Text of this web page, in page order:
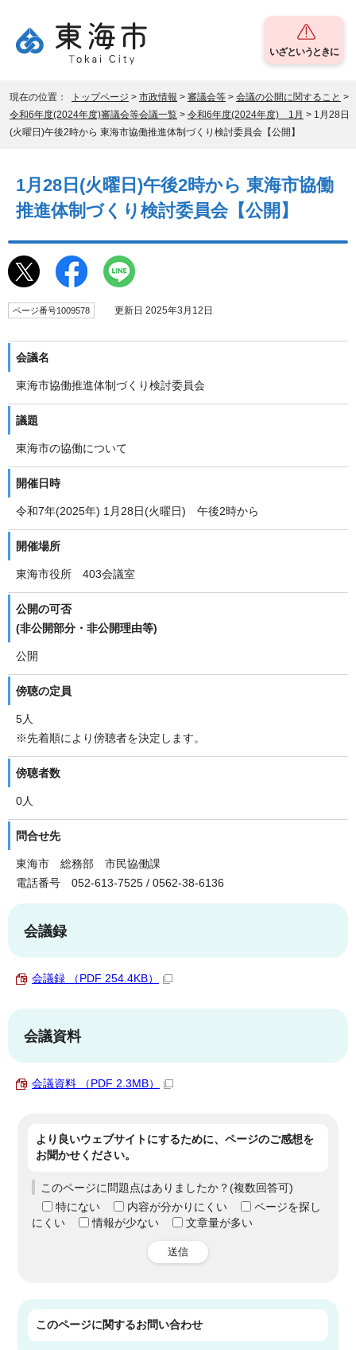
いざというときに
現在の位置： トップページ > 市政情報 > 審議会等 > 会議の公開に関すること >
令和6年度(2024年度)審議会等会議一覧 > 令和6年度(2024年度) 1月 > 1月28日
(火曜日)午後2時から 東海市協働推進体制づくり検討委員会【公開】
1月28日(火曜日)午後2時から 東海市協働
推進体制づくり検討委員会【公開】
ページ番号1009578 更新日 2025年3月12日
会議名
東海市協働推進体制づくり検討委員会
議題
東海市の協働について
開催日時
令和7年(2025年) 1月28日(火曜日) 午後2時から
開催場所
東海市役所 403会議室
公開の可否
(非公開部分・非公開理由等)
公開
傍聴の定員
5人
※先着順により傍聴者を決定します。
傍聴者数
0人
問合せ先
東海市 総務部 市民協働課
電話番号 052-613-7525 / 0562-38-6136
会議録
会議録 （PDF 254.4KB）
会議資料
会議資料 （PDF 2.3MB）
より良いウェブサイトにするために、ページのご感想を
お聞かせください。
このページに問題点はありましたか？(複数回答可)
特にない
内容が分かりにくい
ページを探し
にくい
情報が少ない 文章量が多い
送信
このページに関するお問い合わせ